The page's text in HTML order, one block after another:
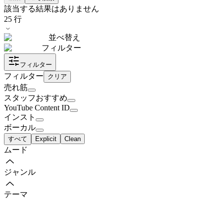
該当する結果はありません
25 行
並べ替え
フィルター
フィルター
フィルター クリア
売れ筋
スタッフおすすめ
YouTube Content ID
インスト
ボーカル
すべて Explicit Clean
ムード
ジャンル
テーマ